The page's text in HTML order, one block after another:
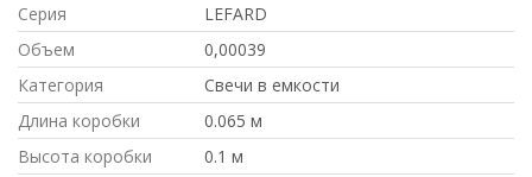
Серия
LEFARD
Объем
0,00039
Категория
Свечи в емкости
Длина коробки
0.065 м
Высота коробки
0.1 м